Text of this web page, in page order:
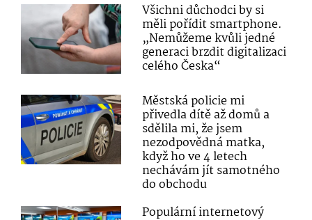
Všichni důchodci by si
měli pořídit smartphone.
„Nemůžeme kvůli jedné
generaci brzdit digitalizaci
celého Česka“
Městská policie mi
přivedla dítě až domů a
sdělila mi, že jsem
nezodpovědná matka,
když ho ve 4 letech
nechávám jít samotného
do obchodu
Populární internetový